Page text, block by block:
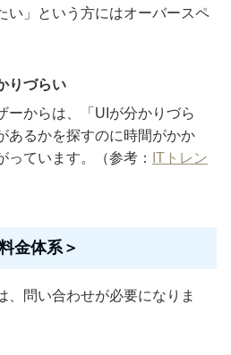
い」という方にはオーバースペ
りづらい
ーからは、「UIが分かりづら
あるかを探すのに時間がかか
っています。（参考：
ITトレン
金体系＞
、問い合わせが必要になりま